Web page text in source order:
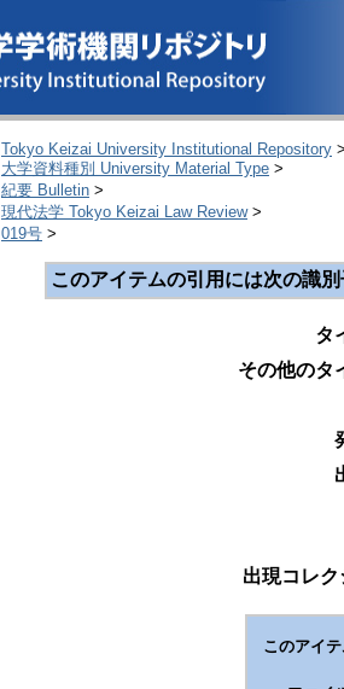
Tokyo Keizai University Institutional Repository
大学資料種別 University Material Type >
紀要 Bulletin >
現代法学 Tokyo Keizai Law Review>
019号 >
このアイテムの引用には次の識
タ
その他のタ
出現コレ
このアイ